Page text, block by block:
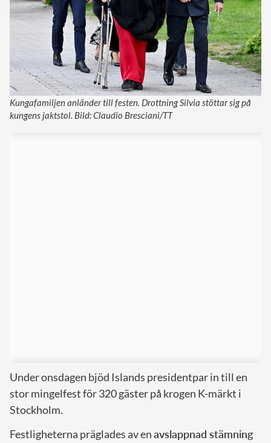
Kungafamiljen anländer till festen. Drottning Silvia stöttar sig på
kungens jaktstol. Bild: Claudio Bresciani/TT
Under onsdagen bjöd Islands presidentpar in till en
stor mingelfest för 320 gäster på krogen K-märkt i
Stockholm.
Festligheterna präglades av enavslappnad stämning